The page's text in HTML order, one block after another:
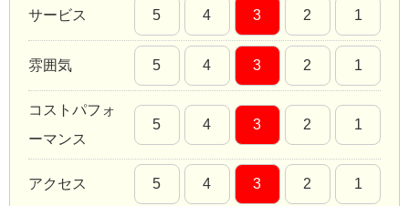
サービス 5 4 3 2 1
雰囲気 5 4 3 2 1
コストパフォ
ーマンス
5 4 3 2 1
アクセス 5 4 3 2 1